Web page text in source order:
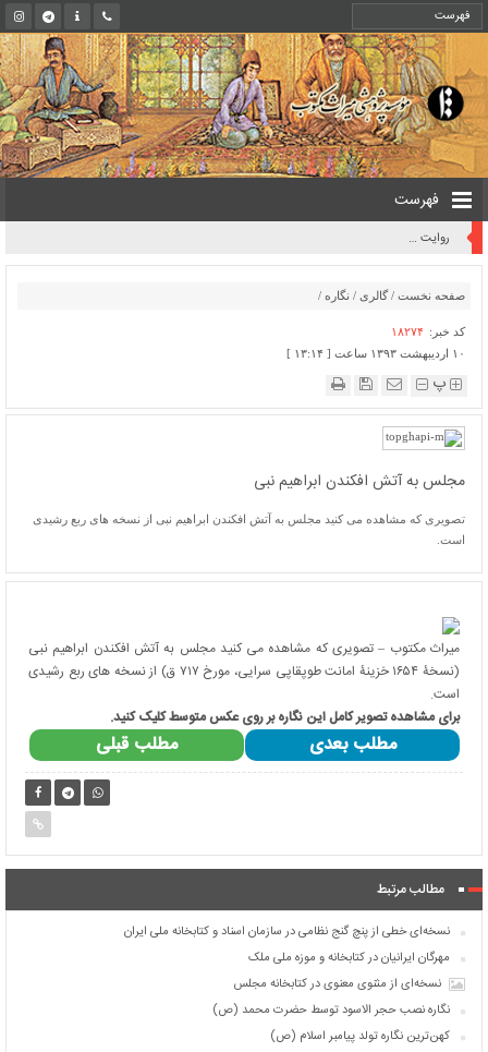
فهرست
روایت یک قرن صیانت از میراث مکتوب ایران به بیان معاون کتابخانه ملی
صفحه نخست / گالری / نگاره /
کد خبر: ۱۸۲۷۴
۱۰ اردیبهشت ۱۳۹۳ ساعت [ ۱۳:۱۴ ]
پ
مجلس به آتش افکندن ابراهیم نبی
تصویری که مشاهده می کنید مجلس به آتش افکندن ابراهیم نبی از نسخه های ربع رشیدی
است.
میراث مکتوب – تصویری که مشاهده می کنید مجلس به آتش افکندن ابراهیم نبی
(نسخۀ ۱۶۵۴ خزینۀ امانت طوپقاپی سرایی، مورخ ۷۱۷ ق) از نسخه های ربع رشیدی
است.
برای مشاهده تصویر کامل این نگاره بر روی عکس متوسط کلیک کنید.
مطلب قبلی مطلب بعدی
مطالب مرتبط
نسخه‌ای خطی از پنچ گنج نظامی در سازمان اسناد و کتابخانه ملی ایران
مهرگان ایرانیان در کتابخانه و موزه ملی ملک
نسخه‌ای از مثنوی معنوی در کتابخانه مجلس
نگاره نصب حجر الاسود توسط حضرت محمد (ص)
کهن‌ترین نگاره تولد پیامبر اسلام (ص)